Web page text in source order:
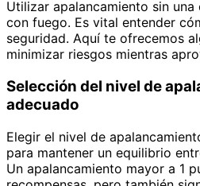
Utilizar apalancamiento sin
con fuego. Es vital entender
seguridad. Aquí te ofrecemos
minimizar riesgos mientras
Selección del nivel de
adecuado
Elegir el nivel de
para mantener un equilibrio
Un apalancamiento mayor a 1